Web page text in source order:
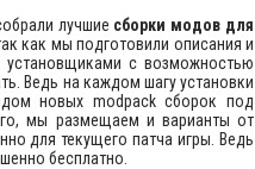
лучшие сборки модов для
как мы подготовили описания и
с возможностью
Ведь на каждом шагу установки
новых modpack сборок под
мы размещаем и варианты от
для текущего патча игры. Ведь
бесплатно.